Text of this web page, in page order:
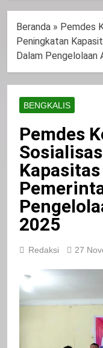
Beranda » Pemdes
Peningkatan
Dalam Pengelolaan
BENGKALIS
Pemdes
2025
Redaksi 27